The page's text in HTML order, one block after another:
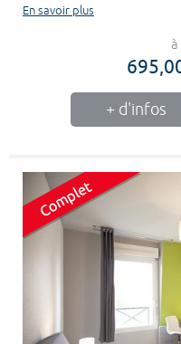
En savoir plus
+ d'infos